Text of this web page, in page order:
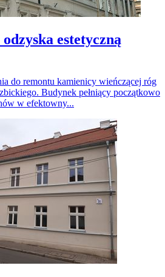
estetyczną
do remontu kamienicy wieńczącej róg
Budynek pełniący początkowo
w efektowny...